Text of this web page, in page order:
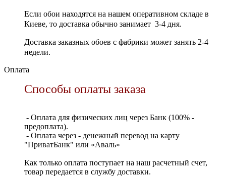
Если обои находятся на нашем оперативном складе в
Киеве, то доставка обычно занимает 3-4 дня.
Доставка заказных обоев с фабрики может занять 2-4
недели.
Оплата
Способы оплаты заказа
- Оплата для физических лиц через Банк (100% -
предоплата).
- Оплата через - денежный перевод на карту
"ПриватБанк" или «Аваль»
Как только оплата поступает на наш расчетный счет,
товар передается в службу доставки.